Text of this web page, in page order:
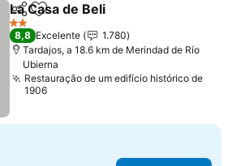
PartilharAdicionar aos favoritos
La Casa de Beli
2 Estrelas
8,8 Excelente
1.780
Tardajos, a 18.6 km de Merindad de Río
Ubierna
Restauração de um edifício histórico de
1906